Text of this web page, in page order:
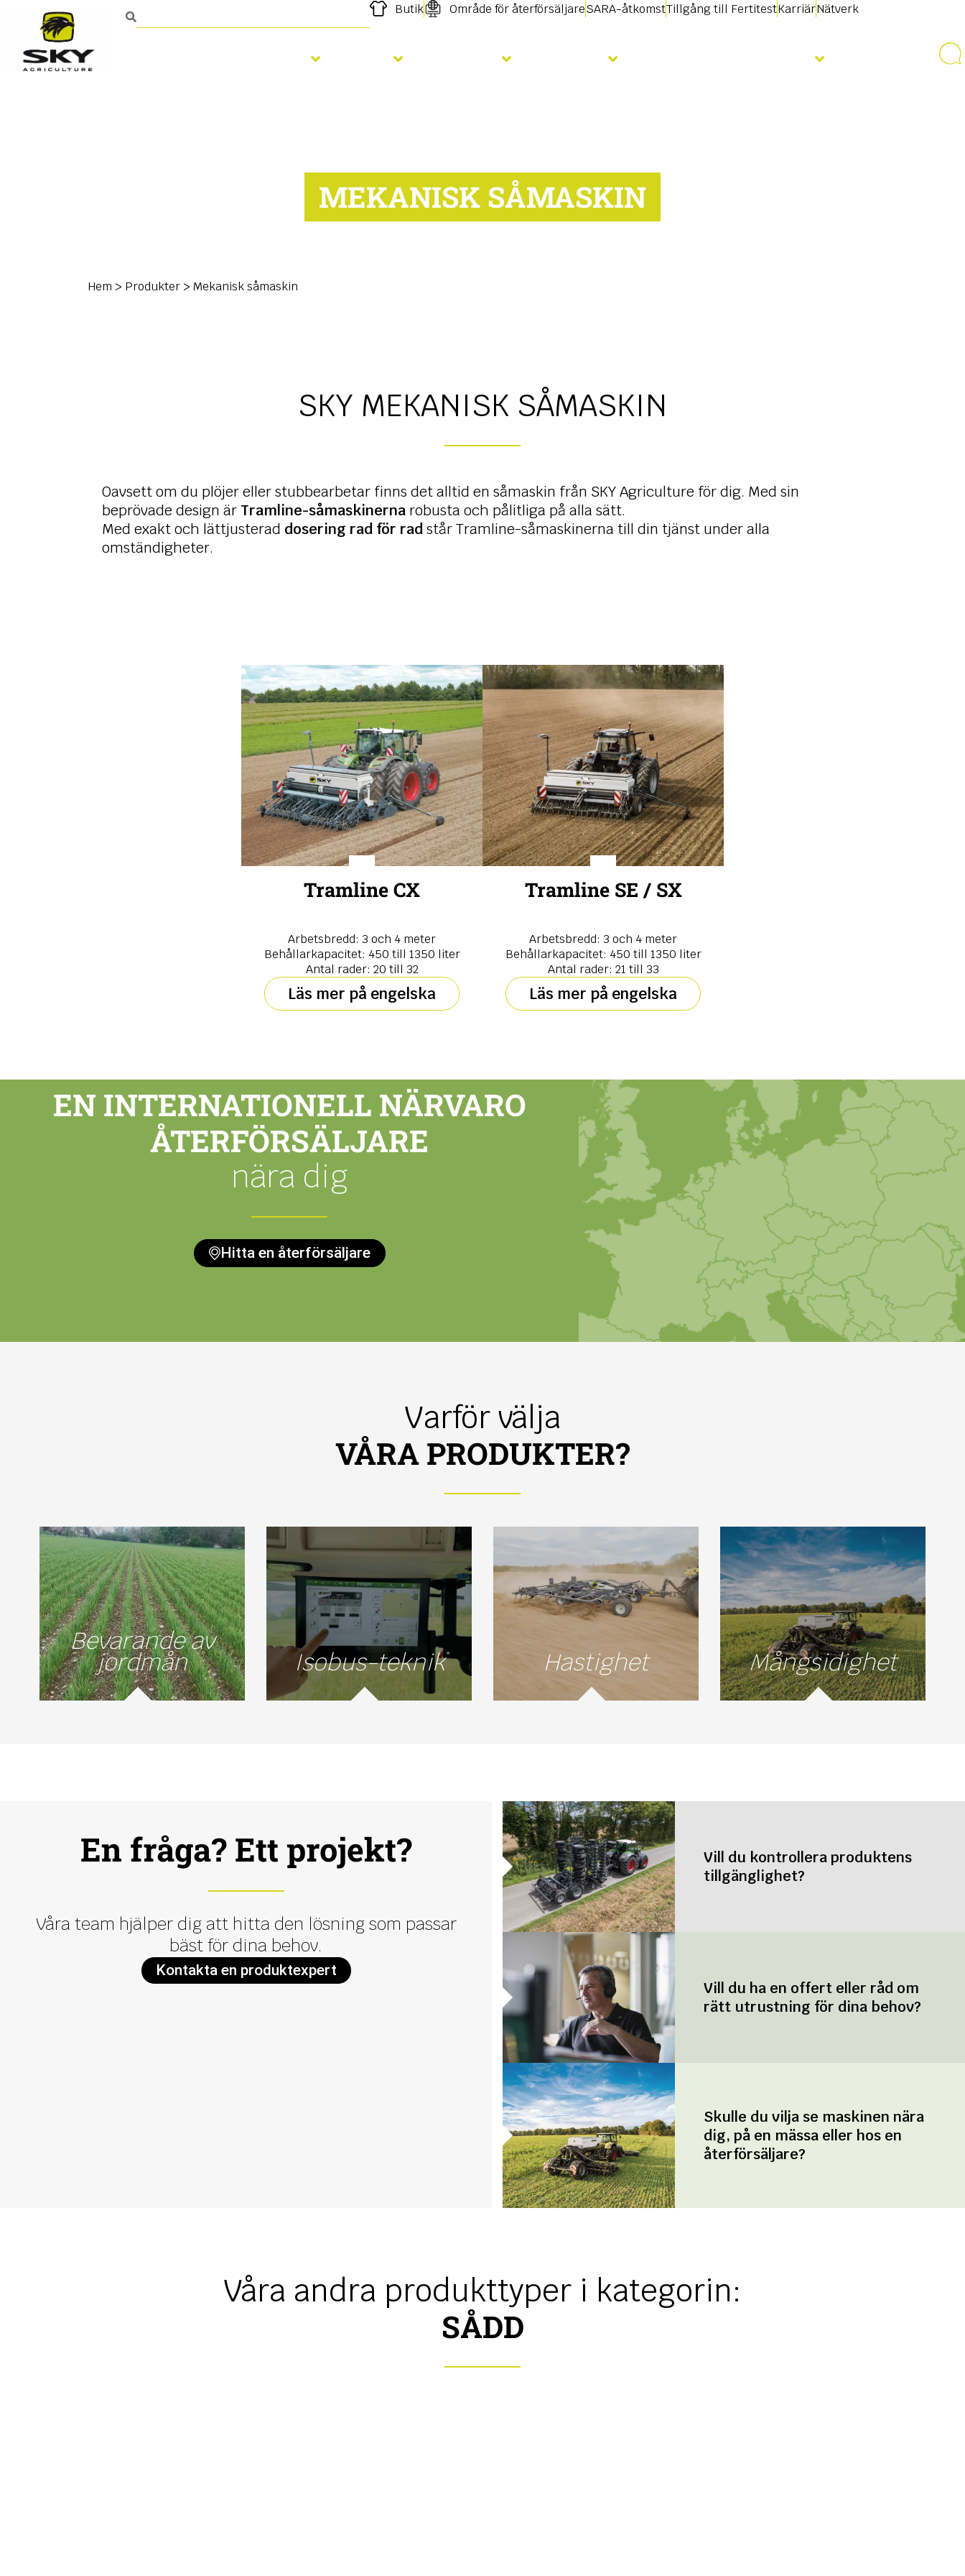
Butik Område för återförsäljareSARA-åtkomstTillgång till FertitestKarriärNätverk
MEKANISK SÅMASKIN
Hem > Produkter > Mekanisk såmaskin
SKY MEKANISK SÅMASKIN
Oavsett om du plöjer eller stubbearbetar finns det alltid en såmaskin från SKY Agriculture för dig. Med sin
beprövade design är Tramline-såmaskinerna robusta och pålitliga på alla sätt.
Med exakt och lättjusterad dosering rad för radstår Tramline-såmaskinerna till din tjänst under alla
omständigheter.
Tramline CX
Arbetsbredd: 3 och 4 meter
Behållarkapacitet: 450 till 1350 liter
Antal rader: 20 till 32
Läs mer på engelska
Tramline SE / SX
Arbetsbredd: 3 och 4 meter
Behållarkapacitet: 450 till 1350 liter
Antal rader: 21 till 33
Läs mer på engelska
EN INTERNATIONELL NÄRVARO
ÅTERFÖRSÄLJARE
nära dig
Hitta en återförsäljare
Varför välja
VÅRA PRODUKTER?
Bevarande av
jordmån Isobus-teknik Hastighet Mångsidighet
En fråga? Ett projekt?
Våra team hjälper dig att hitta den lösning som passar
bäst för dina behov.
Kontakta en produktexpert
Vill du kontrollera produktens
tillgänglighet?
Vill du ha en offert eller råd om
rätt utrustning för dina behov?
Skulle du vilja se maskinen nära
dig, på en mässa eller hos en
återförsäljare?
Våra andra produkttyper i kategorin:
SÅDD